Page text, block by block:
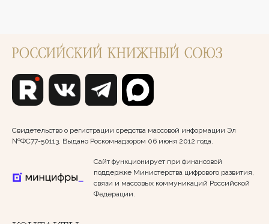
Свидетельство о регистрации средства массовой информации Эл
№ФС77-50113. Выдано Роскомнадзором 06 июня 2012 года.
Сайт функционирует при финансовой
поддержке Министерства цифрового развития,
связи и массовых коммуникаций Российской
Федерации.